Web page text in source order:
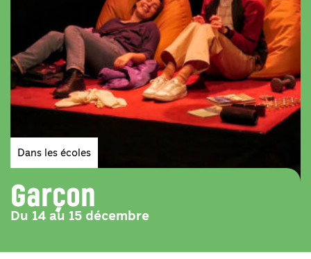
Dans les écoles
Garçon
Du 14 au 15 décembre